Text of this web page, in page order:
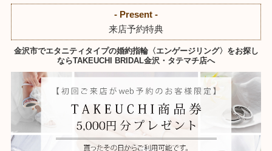
- Present -
来店予約特典
金沢市でエタニティタイプの婚約指輪〈エンゲージリング〉をお探し
ならTAKEUCHI BRIDAL金沢・タテマチ店へ